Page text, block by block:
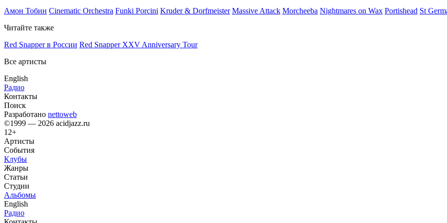
Амон Тобин Cinematic Orchestra Funki Porcini Kruder & Dorfmeister Massive Attack Morcheeba Nightmares on Wax Portishead St
Читайте также
Red Snapper в России Red Snapper XXV Anniversary Tour
Все артисты
English
Радио
Контакты
Поиск
Разработано nettoweb
©1999 — 2026 acidjazz.ru
12+
Артисты
События
Клубы
Жанры
Статьи
Студии
Альбомы
English
Радио